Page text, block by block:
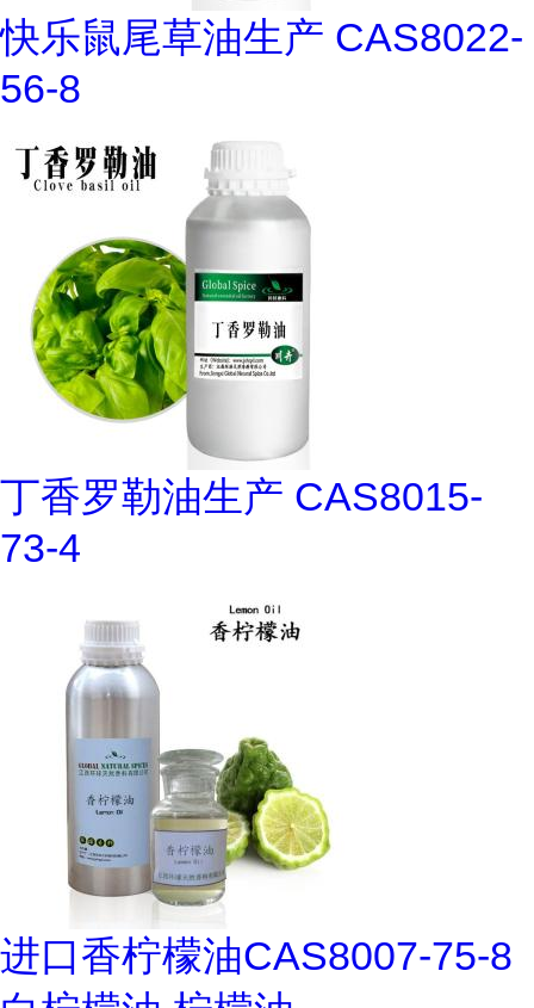
快乐鼠尾草油生产 CAS8022-
56-8
丁香罗勒油生产 CAS8015-
73-4
进口香柠檬油CAS8007-75-8